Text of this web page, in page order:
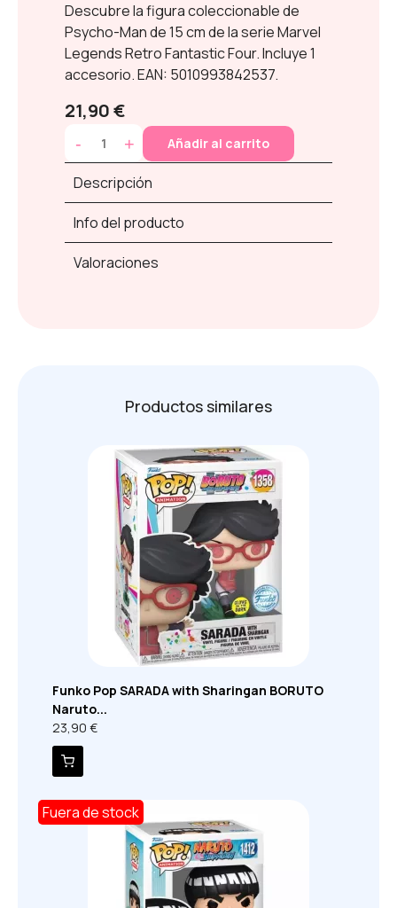
Descubre la figura coleccionable de
Psycho-Man de 15 cm de la serie Marvel
Legends Retro Fantastic Four. Incluye 1
accesorio. EAN: 5010993842537.
21,90 €
- + Añadir al carrito
Descripción
Info del producto
Valoraciones
Productos similares
Funko Pop SARADA with Sharingan BORUTO
Naruto...
23,90 €
Fuera de stock